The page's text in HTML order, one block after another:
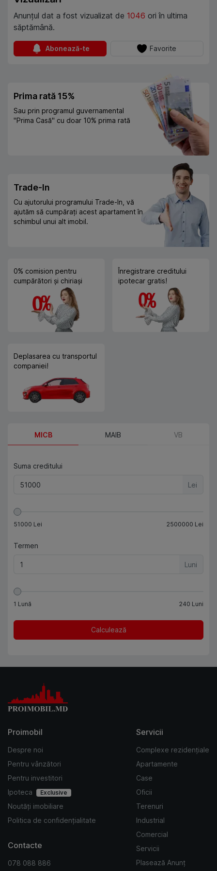
Anunțul dat a fost vizualizat de 1046 ori în ultima
săptămână.
Abonează-te Favorite
Prima rată 15%
Sau prin programul guvernamental
"Prima Casă" cu doar 10% prima rată
Trade-In
Cu ajutorului programului Trade-In, vă
ajutăm să cumpărați acest apartament în
schimbul unui alt imobil.
0% comision pentru
cumpărători și chiriași
Înregistrare creditului
ipotecar gratis!
Deplasarea cu transportul
companiei!
MICB MAIB VB
Suma creditului
Lei
51000 Lei 2500000 Lei
Termen
Luni
1 Lună 240 Luni
Calculează
Proimobil
Despre noi
Pentru vânzători
Pentru investitori
Ipoteca
Exclusive
Noutăți imobiliare
Politica de confidențialitate
Servicii
Complexe rezidențiale
Apartamente
Case
Oficii
Terenuri
Industrial
Comercial
Servicii
Plasează Anunț
Contacte
078 088 886